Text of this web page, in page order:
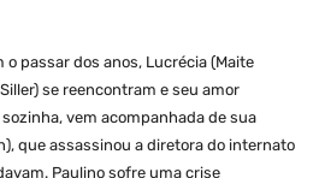
o passar dos anos, Lucrécia (Maite
se reencontram e seu amor
vem acompanhada de sua
que assassinou a diretora do internato
Paulino sofre uma crise